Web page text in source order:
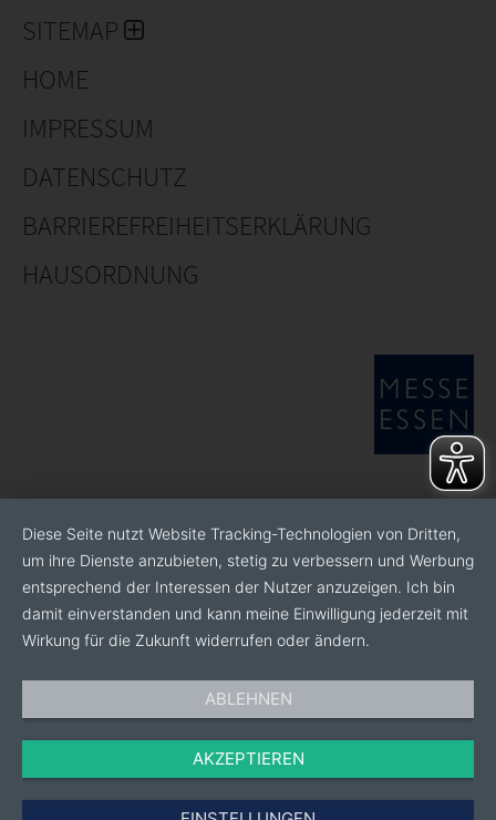
SITEMAP
HOME
IMPRESSUM
DATENSCHUTZ
BARRIEREFREIHEITSERKLÄRUNG
HAUSORDNUNG
Diese Seite nutzt Website Tracking-Technologien von Dritten,
um ihre Dienste anzubieten, stetig zu verbessern und Werbung
entsprechend der Interessen der Nutzer anzuzeigen. Ich bin
damit einverstanden und kann meine Einwilligung jederzeit mit
Wirkung für die Zukunft widerrufen oder ändern.
ABLEHNEN
AKZEPTIEREN